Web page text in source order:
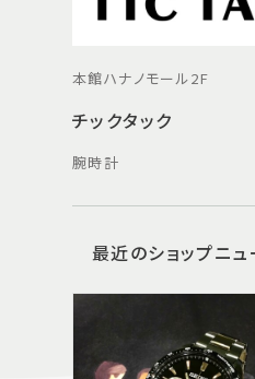
本館ハナノモール2F
チックタック
腕時計
最近のショップニュ